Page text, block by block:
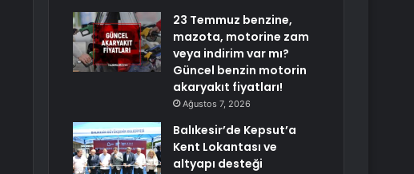
23 Temmuz benzine,
mazota, motorine zam
veya indirim var mı?
Güncel benzin motorin
akaryakıt fiyatları!
Ağustos 7, 2026
Balıkesir’de Kepsut’a
Kent Lokantası ve
altyapı desteği